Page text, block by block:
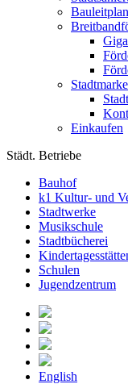
Einkaufen
Städt. Betriebe
Bauhof
k1 Kultur- und
Stadtwerke
Musikschule
Stadtbücherei
Schulen
Jugendzentrum
English